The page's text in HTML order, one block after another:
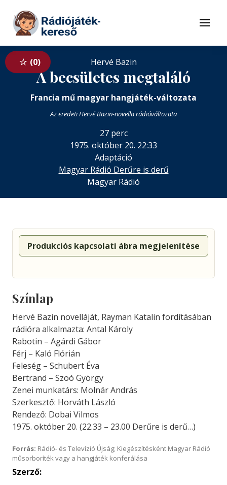
Tovább a tartalomhoz
Menü
0 Hervé Bazin
A becsületes megtaláló
Francia mű magyar hangjáték-változata
Az eredeti Hervé Bazin-novella rádióváltozata
27 perc
1975. október 20. 22:33
Adaptáció
Magyar Rádió Derűre is derű
Magyar Rádió
Produkciós kapcsolati ábra megjelenítése
Színlap
Hervé Bazin novelláját, Rayman Katalin fordításában
rádióra alkalmazta: Antal Károly
Rabotin – Agárdi Gábor
Férj – Kaló Flórián
Feleség – Schubert Éva
Bertrand – Szoó György
Zenei munkatárs: Molnár András
Szerkesztő: Horváth László
Rendező: Dobai Vilmos
1975. október 20. (22.33 – 23.00 Derűre is derű…)
Forrás: Rádió- és Televízió Újság; Kiegészítésként Magyar Rádió
műsorboríték vagy a hangjáték konferálása
Szerző: